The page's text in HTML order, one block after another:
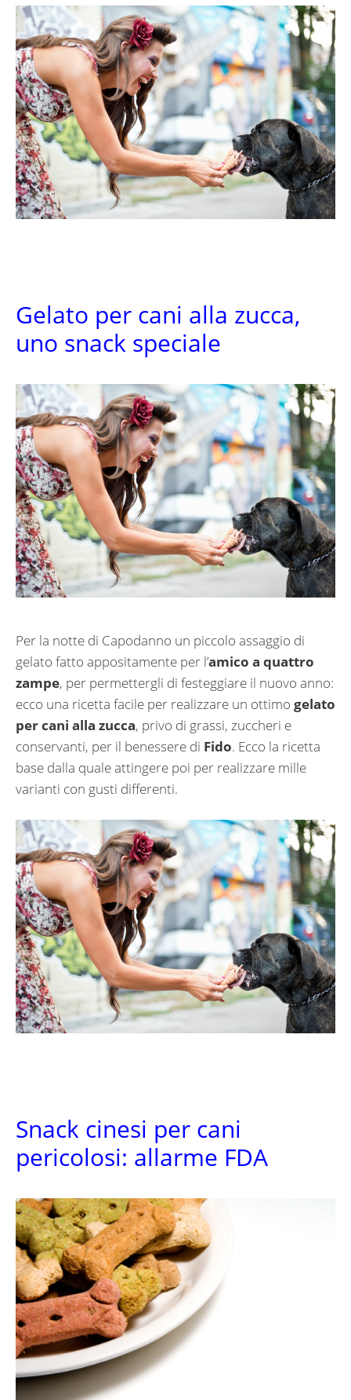
Gelato per cani alla zucca,
uno snack speciale
Per la notte di Capodanno un piccolo assaggio di
gelato fatto appositamente per l’amico a quattro
zampe, per permettergli di festeggiare il nuovo anno:
ecco una ricetta facile per realizzare un ottimo gelato
per cani alla zucca, privo di grassi, zuccheri e
conservanti, per il benessere di Fido. Ecco la ricetta
base dalla quale attingere poi per realizzare mille
varianti con gusti differenti.
Snack cinesi per cani
pericolosi: allarme FDA